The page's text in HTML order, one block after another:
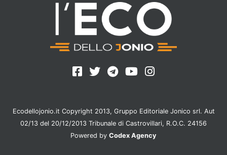
Ecodellojonio.it Copyright 2013, Gruppo Editoriale Jonico srl. Aut
02/13 del 20/12/2013 Tribunale di Castrovillari, R.O.C. 24156
Powered by Codex Agency